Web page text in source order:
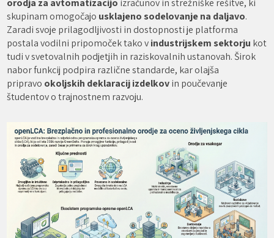
skupinam omogočajo usklajeno sodelovanje na daljavo.
Zaradi svoje prilagodljivosti in dostopnosti je platforma
postala vodilni pripomoček tako vindustrijskem sektorju kot
tudi v svetovalnih podjetjih in raziskovalnih ustanovah. Širok
nabor funkcij podpira različne standarde, kar olajša
pripravo okoljskih deklaracij izdelkovin poučevanje
študentov o trajnostnem razvoju.